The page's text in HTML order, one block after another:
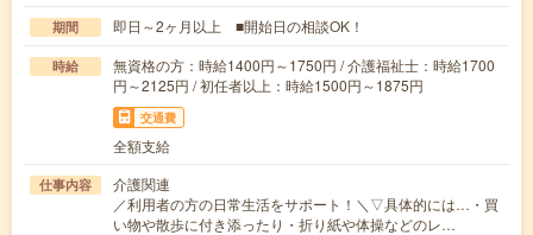
期間 即日～2ヶ月以上 ■開始日の相談OK！
時給
無資格の方：時給1400円～1750円 / 介護福祉士：時給1700
円～2125円 / 初任者以上：時給1500円～1875円
交通費
全額支給
仕事内容
介護関連
／利用者の方の日常生活をサポート！＼▽具体的には…・買
い物や散歩に付き添ったり・折り紙や体操などのレ…